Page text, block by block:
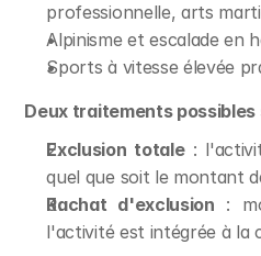
professionnelle, arts
Alpinisme et escalade en
Sports à vitesse élevée
Deux traitements possibles
Exclusion totale :
quel que soit le montant
Rachat d'exclusion :
l'activité est intégrée à la